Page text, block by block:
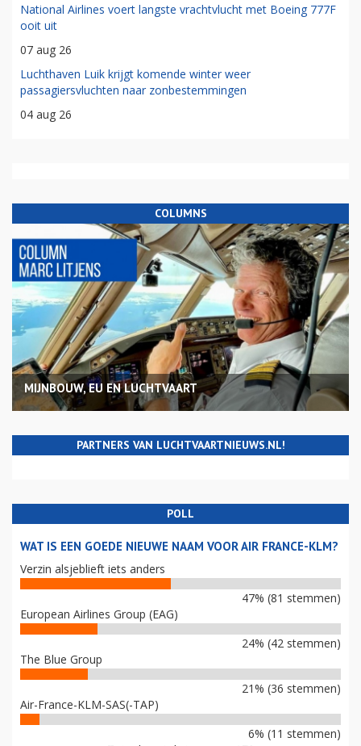
National Airlines voert langste vrachtvlucht met Boeing 777F
ooit uit
07 aug 26
Luchthaven Luik krijgt komende winter weer
passagiersvluchten naar zonbestemmingen
04 aug 26
COLUMNS
MIJNBOUW, EU EN LUCHTVAART
PARTNERS VAN LUCHTVAARTNIEUWS.NL!
POLL
WAT IS EEN GOEDE NIEUWE NAAM VOOR AIR FRANCE-KLM?
Verzin alsjeblieft iets anders
47% (81 stemmen)
European Airlines Group (EAG)
24% (42 stemmen)
The Blue Group
21% (36 stemmen)
Air-France-KLM-SAS(-TAP)
6% (11 stemmen)